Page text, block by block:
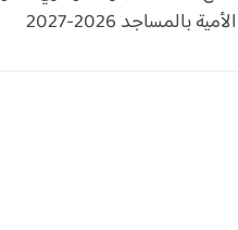
الأمية بالمساجد 2026-2027